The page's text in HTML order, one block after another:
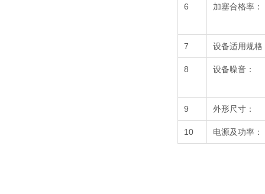
6 加塞合格率：
7 设备适用规格
8 设备噪音：
9 外形尺寸：
10 电源及功率：